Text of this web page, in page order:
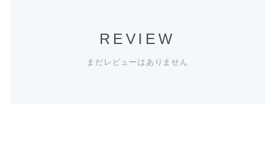
REVIEW
まだレビューはありません